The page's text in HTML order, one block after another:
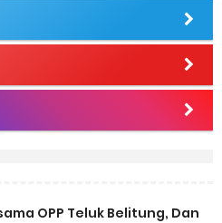
OPP Teluk Belitung, Dan